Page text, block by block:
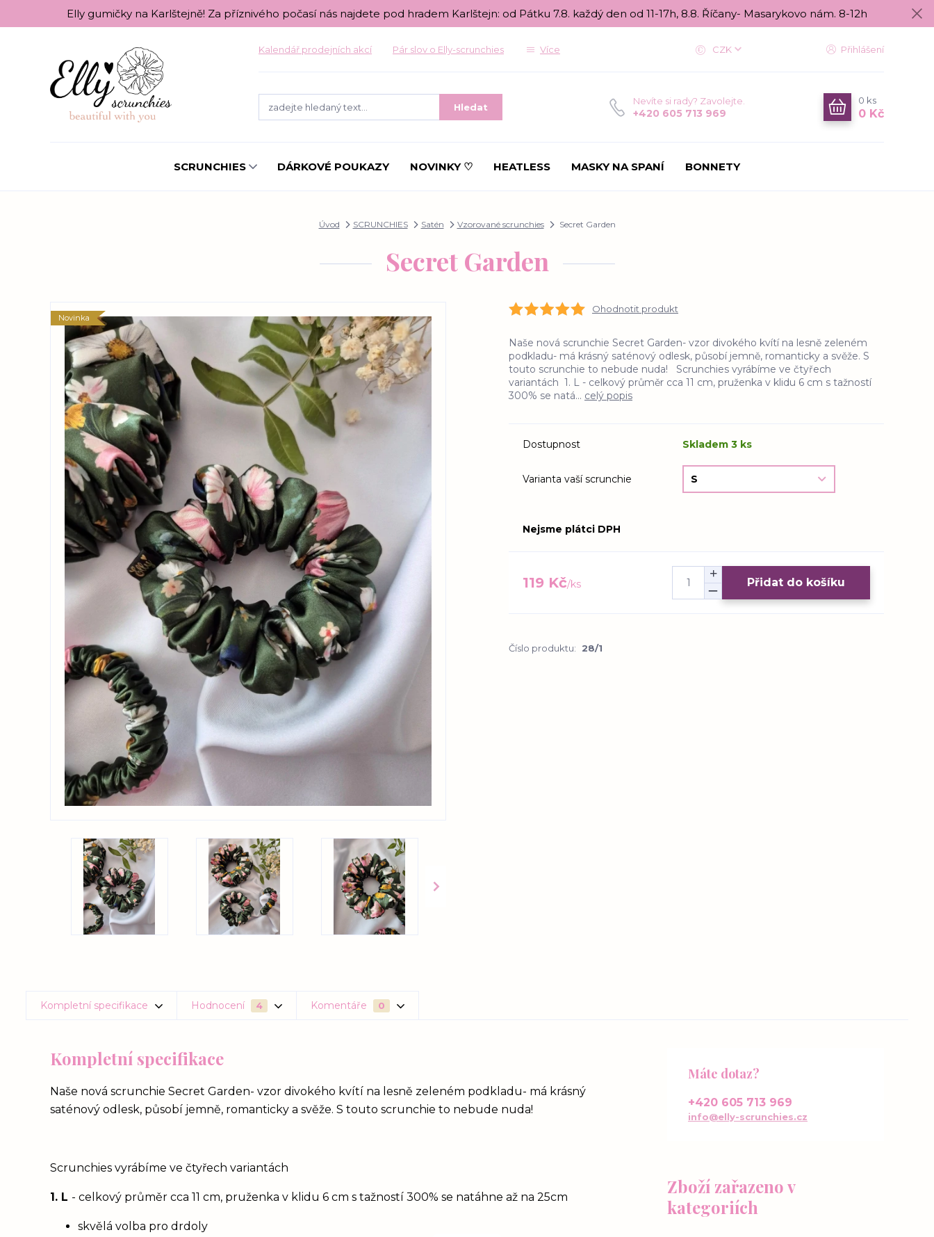
Elly gumičky na Karlštejně! Za příznivého počasí nás najdete pod hradem Karlštejn: od Pátku 7.8. každý den od 11-17h, 8.8. Říčany- Masarykovo nám. 8-12h
Kalendář prodejních akcí Pár slov o Elly-scrunchies Více CZK Přihlášení
Hledat
Nevíte si rady? Zavolejte.
+420 605 713 969
0 ks
0 Kč
SCRUNCHIES DÁRKOVÉ POUKAZY NOVINKY ♡ HEATLESS MASKY NA SPANÍ BONNETY
Úvod SCRUNCHIES Satén Vzorované scrunchies Secret Garden
Secret Garden
Novinka
Ohodnotit produkt
Naše nová scrunchie Secret Garden- vzor divokého kvítí na lesně zeleném
podkladu- má krásný saténový odlesk, působí jemně, romanticky a svěže. S
touto scrunchie to nebude nuda! Scrunchies vyrábíme ve čtyřech
variantách 1. L - celkový průměr cca 11 cm, pruženka v klidu 6 cm s tažností
300% se natá... celý popis
Dostupnost Skladem 3 ks
Varianta vaší scrunchie
Nejsme plátci DPH
119 Kč/ks Přidat do košíku
Číslo produktu: 28/1
Kompletní specifikace Hodnocení 4 Komentáře 0
Kompletní specifikace
Naše nová scrunchie Secret Garden- vzor divokého kvítí na lesně zeleném podkladu- má krásný
saténový odlesk, působí jemně, romanticky a svěže. S touto scrunchie to nebude nuda!
Scrunchies vyrábíme ve čtyřech variantách
1. L - celkový průměr cca 11 cm, pruženka v klidu 6 cm s tažností 300% se natáhne až na 25cm
skvělá volba pro drdoly
Zboží zařazeno v
kategoriích
Máte dotaz?
+420 605 713 969
info@elly-scrunchies.cz